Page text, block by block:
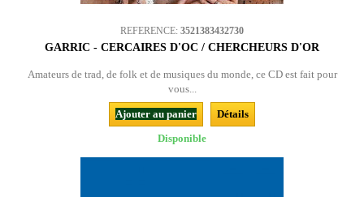
REFERENCE: 3521383432730
GARRIC - CERCAIRES D'OC / CHERCHEURS D'OR
Amateurs de trad, de folk et de musiques du monde, ce CD est fait pour
vous...
Ajouter au panier
Détails
Disponible